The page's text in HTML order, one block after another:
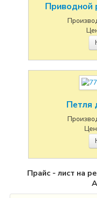
Приводной
Петля
Прайс - лист на